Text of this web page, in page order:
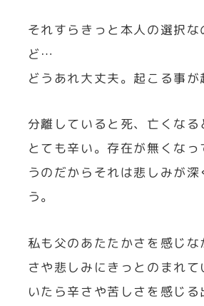
それすらきっと本人の選択な
ど…
どうあれ大丈夫。起こる事が
分離していると死、亡くなる
とても辛い。存在が無くな
うのだからそれは悲しみが深
う。
私も父のあたたかさを感じな
さや悲しみにきっとのまれて
いたら辛さや苦しさを感じる